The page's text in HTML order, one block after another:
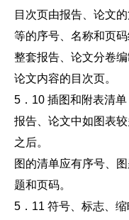
目次页由报告、论文
等的序号、名称和页
整套报告、论文分卷
论文内容的目次页。
5．10 插图和附表清单
报告、论文中如图表
之后。
图的清单应有序号、
题和页码。
5．11 符号、标志、